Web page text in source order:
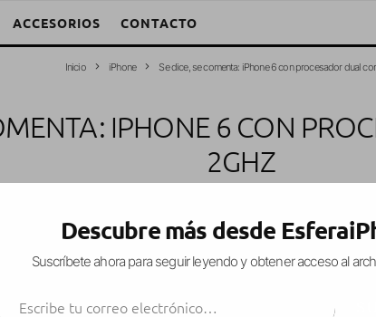
ACCESORIOS CONTACTO
Inicio iPhone Se dice, se comenta: iPhone 6 con procesador dual
IPHONE 6 CON
2GHZ
queApple, muy probablemente,
Descubre más desde
Suscríbete ahora para seguir leyendo y obtener acceso al